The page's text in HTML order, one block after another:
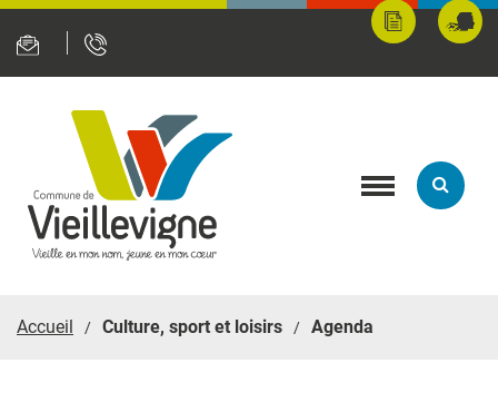
Mes
démarches
Toggle
Accueil Culture, sport et loisirs Agenda
Panneau de gestion des cookies